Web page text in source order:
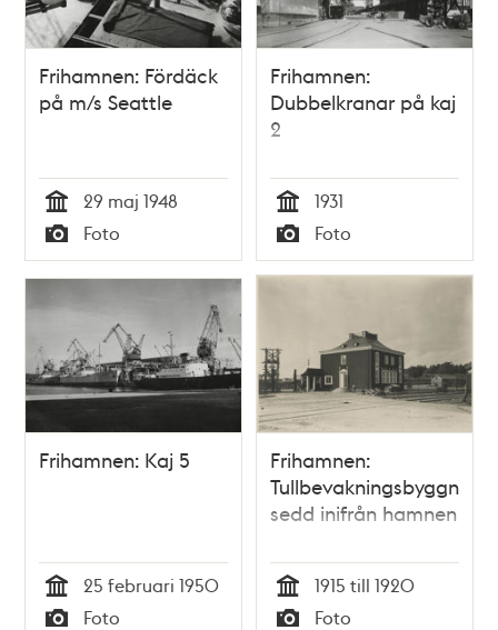
Frihamnen: Fördäck
på m/s Seattle
Tid
29 maj 1948
Typ
Foto
Frihamnen:
Dubbelkranar på kaj
2
Tid
1931
Typ
Foto
Frihamnen: Kaj 5
Tid
25 februari 1950
Foto
Frihamnen:
sedd inifrån hamnen
Tid
1915 till 1920
Foto